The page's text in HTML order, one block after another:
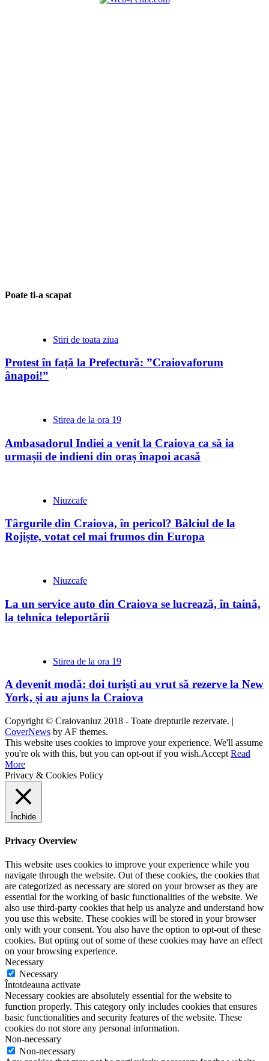
Poate ti-a scapat
Stiri de toata ziua
Protest în față la Prefectură: ”Craiovaforum
ânapoi!”
Stirea de la ora 19
Ambasadorul Indiei a venit la Craiova ca să ia
urmașii de indieni din oraș înapoi acasă
Niuzcafe
Târgurile din Craiova, în pericol? Bâlciul de la
Rojiște, votat cel mai frumos din Europa
Niuzcafe
La un service auto din Craiova se lucrează, în taină,
la tehnica teleportării
Stirea de la ora 19
A devenit modă: doi turiști au vrut să rezerve la New
York, și au ajuns la Craiova
Copyright © Craiovaniuz 2018 - Toate drepturile rezervate. |
CoverNews by AF themes.
This website uses cookies to improve your experience. We'll assume
you're ok with this, but you can opt-out if you wish.Accept Read
More
Privacy & Cookies Policy
Închide
Privacy Overview
This website uses cookies to improve your experience while you
navigate through the website. Out of these cookies, the cookies that
are categorized as necessary are stored on your browser as they are
essential for the working of basic functionalities of the website. We
also use third-party cookies that help us analyze and understand how
you use this website. These cookies will be stored in your browser
only with your consent. You also have the option to opt-out of these
cookies. But opting out of some of these cookies may have an effect
on your browsing experience.
Necessary
Necessary
Întotdeauna activate
Necessary cookies are absolutely essential for the website to
function properly. This category only includes cookies that ensures
basic functionalities and security features of the website. These
cookies do not store any personal information.
Non-necessary
Non-necessary